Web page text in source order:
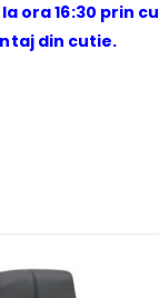
ora 16:30 prin
din cutie.